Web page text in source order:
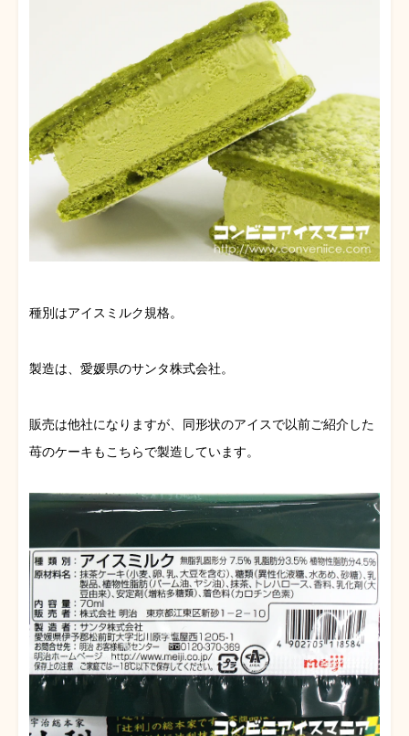
種別はアイスミルク規格。
製造は、愛媛県のサンタ株式会社。
販売は他社になりますが、同形状のアイスで以前ご紹介した
苺のケーキもこちらで製造しています。